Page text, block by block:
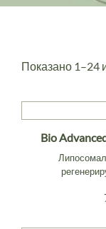
Показано 1–24
Bio